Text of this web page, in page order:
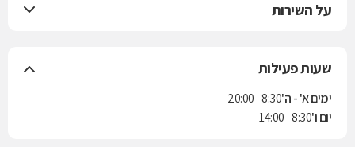
על השירות
שעות פעילות
ימים א' - ה'8:30 - 20:00
יום ו'8:30 - 14:00